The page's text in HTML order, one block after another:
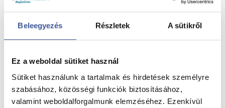
Beleegyezés Részletek A sütikről
Ez a weboldal sütiket használ
Sütiket használunk a tartalmak és hirdetések személyre
szabásához, közösségi funkciók biztosításához,
valamint weboldalforgalmunk elemzéséhez. Ezenkívül